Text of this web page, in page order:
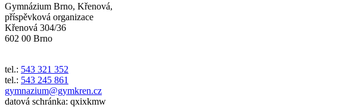
Gymnázium Brno, Křenová,
příspěvková organizace
Křenová 304/36
602 00 Brno
tel.: 543 321 352
tel.: 543 245 861
gymnazium@gymkren.cz
datová schránka: qxixkmw